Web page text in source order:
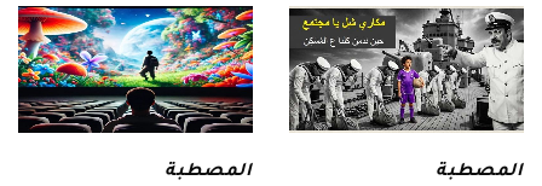
المصطبة المصطبة